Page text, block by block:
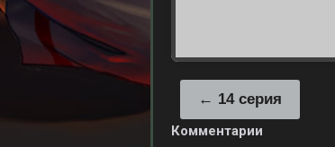
14 серия
Комментарии